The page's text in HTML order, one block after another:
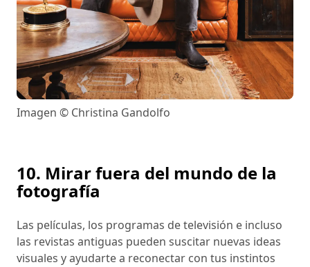
Imagen © Christina Gandolfo
10. Mirar fuera del mundo de la
fotografía
Las películas, los programas de televisión e incluso
las revistas antiguas pueden suscitar nuevas ideas
visuales y ayudarte a reconectar con tus instintos